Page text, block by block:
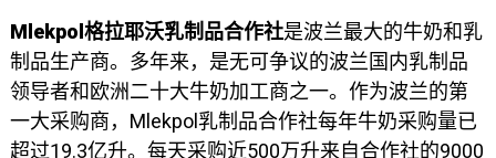
Mlekpol 格拉耶沃乳制品合作社是波兰最大的牛奶和乳
制品生产商。多年来，是无可争议的波兰国内乳制品
领导者和欧洲二十大牛奶加工商之一。作为波兰的第
一大采购商，Mlekpol乳制品合作社每年牛奶采购量已
超过19.3亿升。每天采购近500万升来自合作社的9000